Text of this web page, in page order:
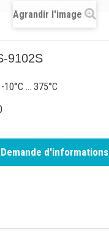
Agrandir l'image
9102S
... 375°C
Demande d'informations